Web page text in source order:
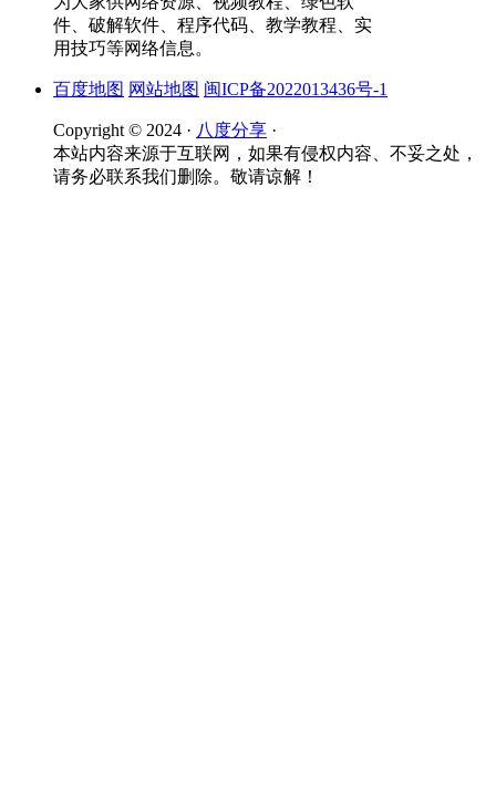
件、破解软件、程序代码、教学教程、实
用技巧等网络信息。
百度地图 网站地图 闽ICP备2022013436号-1
Copyright © 2024 · 八度分享 ·
本站内容来源于互联网，如果有侵权内容、不妥之处，
请务必联系我们删除。敬请谅解！